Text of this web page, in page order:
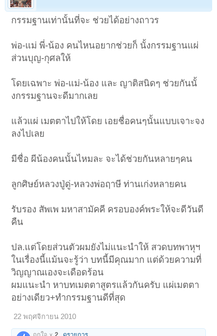
กรรมฐานเท่านั้นที่จะ ช่วยได้อย่างถาวร
พ่อ-แม่ พี่-น้อง คนไหนอยากช่วยก็ นั้งกรรมฐานแผ่
ส่วนบุญ-กุศลให้
โดยเฉพาะ พ่อ-แม่-น้อง และ ญาติสนิดๆ ช่วยกันนั้
งกรรมฐานจะดีมากเลย
แล้วแผ่ เมตตาไปให้โดย เอยชื่อคนๆนั้นแบบเจาะจง
ลงไปเลย
มีชื่อ ผีน้องคนนั้นไหมละ จะได้ช่วยกันหลายๆคน
ลูกศิษย์หลวงปู่ดู่-หลวงพ่อฤาษี ท่านเก่งหลายคน
รับรอง สัพเพ มหาสามัคคี ครอบองค์พระให้จะดีวันดี
คืน
ปล.แต่โดยส่วนตัวผมยังไม่แนะนำให้ สวดบทพาหุฯ
ในเรื่องนี้แม้นจะรู้ว่า บทนี้มีคุณมาก แต่ด้วยความที่
วิญญาณเองจะเดือดร้อน
ผมแนะนำ หาบทเมตตาสูตรแล้วกันครับ แผ่เมตตา
อย่างเดียว+ทำกรรมฐานดีที่สุด
22 พฤศจิกายน 2010